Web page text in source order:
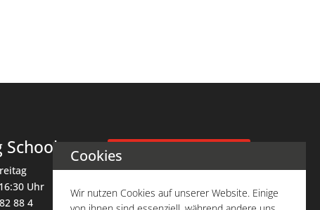
School
Uhr
88 4
Soziale
Cookies
Wir nutzen Cookies auf unserer Website. Einige